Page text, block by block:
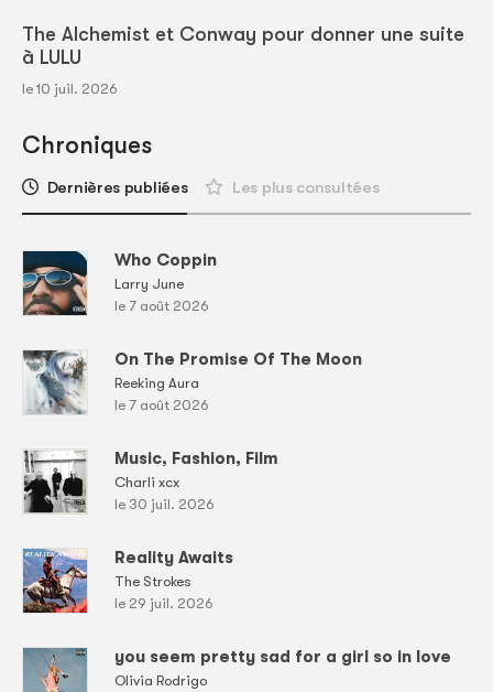
The Alchemist et Conway pour donner une suite
à LULU
le 10 juil. 2026
Chroniques
Dernières publiées Les plus consultées
Who Coppin
Larry June
le 7 août 2026
On The Promise Of The Moon
Reeking Aura
le 7 août 2026
Music, Fashion, Film
Charli xcx
le 30 juil. 2026
Reality Awaits
The Strokes
le 29 juil. 2026
you seem pretty sad for a girl so in love
Olivia Rodrigo